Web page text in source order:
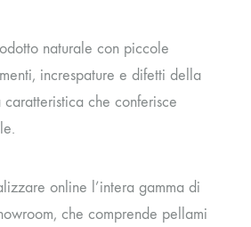
naturale con piccole
increspature e difetti della
che conferisce
online l’intera gamma di
che comprende pellami